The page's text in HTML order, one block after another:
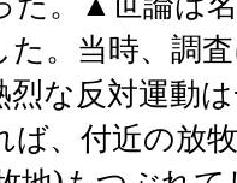
た。当時、調
烈な反対運動
ば、付近の放